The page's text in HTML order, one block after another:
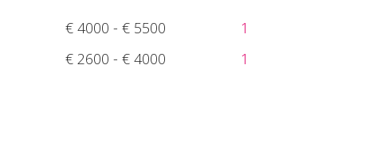
€ 4000 - € 5500
1
€ 2600 - € 4000
1